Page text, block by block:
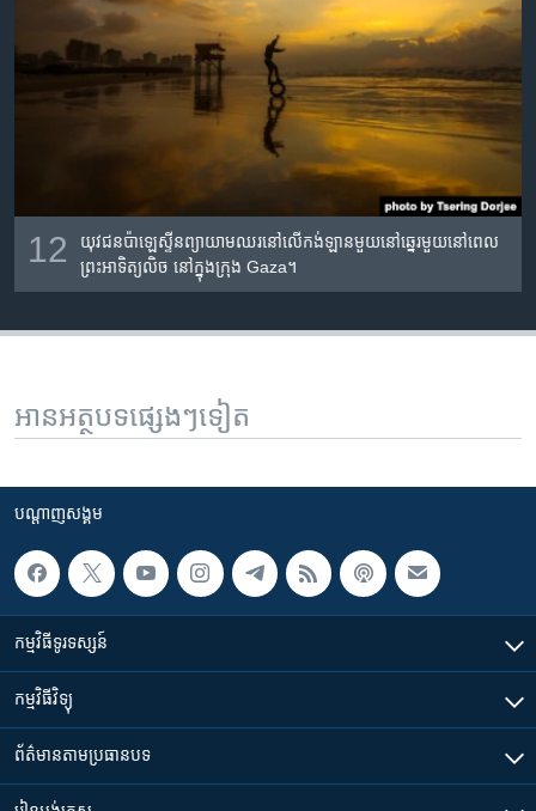
12
យុវជន​ប៉ាឡេស្ទីន​ព្យាយាម​ឈរ​នៅ​លើ​កង់​ឡាន​មួយ​នៅ​ឆ្នេរ​មួយ​នៅ​ពេល​
ព្រះ​អាទិត្យ​លិច នៅ​ក្នុង​ក្រុង Gaza។
អានអត្ថបទផ្សេងៗទៀត
បណ្តាញ​សង្គម
កម្មវិធី​ទូរទស្សន៍
កម្មវិធី​វិទ្យុ
ព័ត៌មាន​តាមប្រធានបទ​